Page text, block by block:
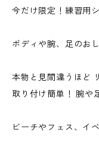
今だけ限定！練習用
ボディや腕、足のお
本物と見間違うほど
取り付け簡単！ 腕や
ビーチやフェス、イ